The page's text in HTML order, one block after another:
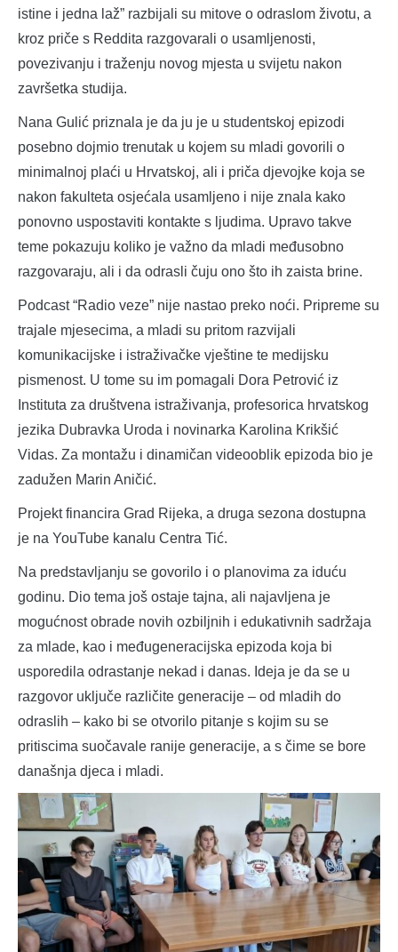
istine i jedna laž” razbijali su mitove o odraslom životu, a
kroz priče s Reddita razgovarali o usamljenosti,
povezivanju i traženju novog mjesta u svijetu nakon
završetka studija.
Nana Gulić priznala je da ju je u studentskoj epizodi
posebno dojmio trenutak u kojem su mladi govorili o
minimalnoj plaći u Hrvatskoj, ali i priča djevojke koja se
nakon fakulteta osjećala usamljeno i nije znala kako
ponovno uspostaviti kontakte s ljudima. Upravo takve
teme pokazuju koliko je važno da mladi međusobno
razgovaraju, ali i da odrasli čuju ono što ih zaista brine.
Podcast “Radio veze” nije nastao preko noći. Pripreme su
trajale mjesecima, a mladi su pritom razvijali
komunikacijske i istraživačke vještine te medijsku
pismenost. U tome su im pomagali Dora Petrović iz
Instituta za društvena istraživanja, profesorica hrvatskog
jezika Dubravka Uroda i novinarka Karolina Krikšić
Vidas. Za montažu i dinamičan videooblik epizoda bio je
zadužen Marin Aničić.
Projekt financira Grad Rijeka, a druga sezona dostupna
je na YouTube kanalu Centra Tić.
Na predstavljanju se govorilo i o planovima za iduću
godinu. Dio tema još ostaje tajna, ali najavljena je
mogućnost obrade novih ozbiljnih i edukativnih sadržaja
za mlade, kao i međugeneracijska epizoda koja bi
usporedila odrastanje nekad i danas. Ideja je da se u
razgovor uključe različite generacije – od mladih do
odraslih – kako bi se otvorilo pitanje s kojim su se
pritiscima suočavale ranije generacije, a s čime se bore
današnja djeca i mladi.